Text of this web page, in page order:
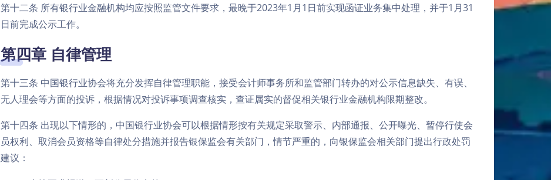
第十二条 所有银行业金融机构均应按照监管文件要求，最晚于2023年1月1日前实现函证业务集中处理，并于1月31
日前完成公示工作。
第四章 自律管理
第十三条 中国银行业协会将充分发挥自律管理职能，接受会计师事务所和监管部门转办的对公示信息缺失、有误、
无人理会等方面的投诉，根据情况对投诉事项调查核实，查证属实的督促相关银行业金融机构限期整改。
第十四条 出现以下情形的，中国银行业协会可以根据情形按有关规定采取警示、内部通报、公开曝光、暂停行使会
员权利、取消会员资格等自律处分措施并报告银保监会有关部门，情节严重的，向银保监会相关部门提出行政处罚
建议：